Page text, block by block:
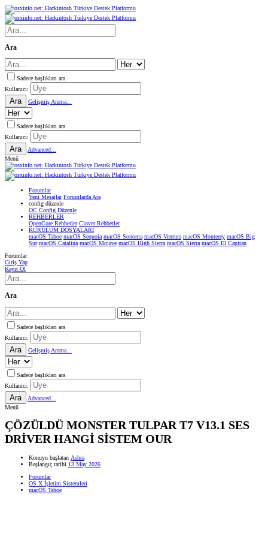
Ara
Sadece başlıkları ara
Kullanıcı:
Ara Gelişmiş Arama...
Sadece başlıkları ara
Kullanıcı:
Ara
Advanced...
Menü
Forumlar
Yeni Mesajlar Forumlarda Ara
confıg düzenle
OC Config Düzenle
REHBERLER
OpenCore Rehberler Clover Rehberler
KURULUM DOSYALARI
macOS Tahoe macOS Sequoia macOS Sonoma macOS Ventura macOS Monterey macOS Big
Sur macOS Catalina macOS Mojave macOS High Sierra macOS Sierra macOS El Capitan
Forumlar
Giriş Yap
Kayıt Ol
Ara
Sadece başlıkları ara
Kullanıcı:
Ara Gelişmiş Arama...
Sadece başlıkları ara
Kullanıcı:
Ara
Advanced...
Menü
ÇÖZÜLDÜ MONSTER TULPAR T7 V13.1 SES
DRİVER HANGİ SİSTEM OUR
Konuyu başlatan Ashra
Başlangıç tarihi 13 May 2026
Forumlar
OS X İşletim Sistemleri
macOS Tahoe